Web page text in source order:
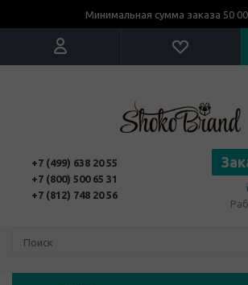
Минимальная сумма заказа 50
+7 (499) 638 20 55
+7 (800) 500 65 31
+7 (812) 748 20 56